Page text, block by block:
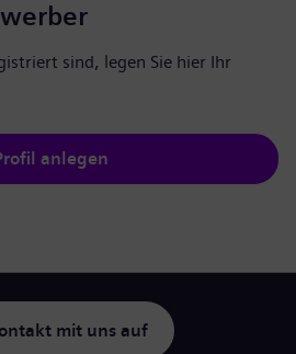
sind, legen Sie hier Ihr
anlegen
mit uns auf